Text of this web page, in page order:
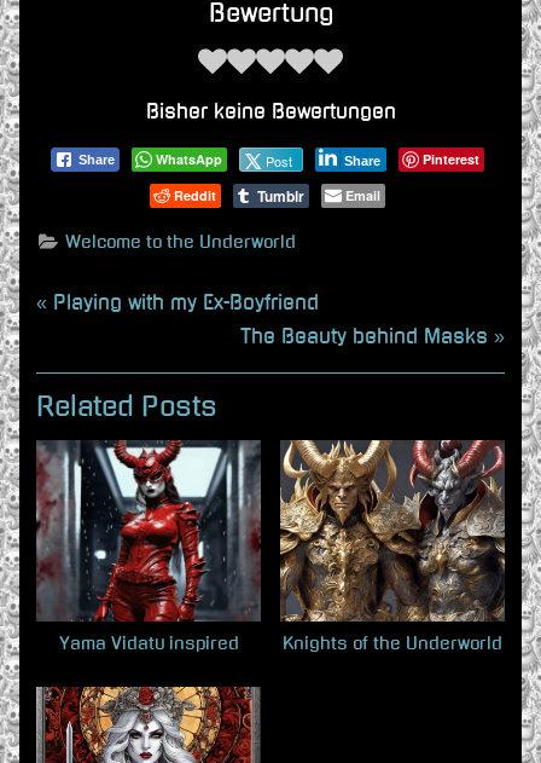
Bewertung
Bisher keine Bewertungen
Share WhatsApp Post Share
Pinterest
Reddit
Tumblr Email
Welcome to the Underworld
Beitragsnavigation
P
e
v
i
o
u
s
P
s
:
Playing with my Ex-Boyfriend
N
e
t
P
o
s
:
The Beauty behind Masks
Related Posts
Yama Vidatu inspired Knights of the Underworld